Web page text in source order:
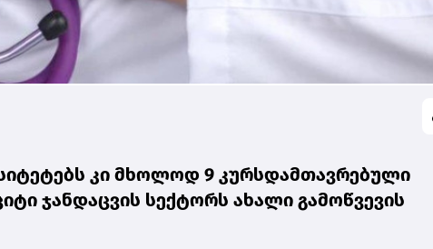
კი მხოლოდ 9 კურსდამთავრებული
ჯანდაცვის სექტორს ახალი გამოწვევის